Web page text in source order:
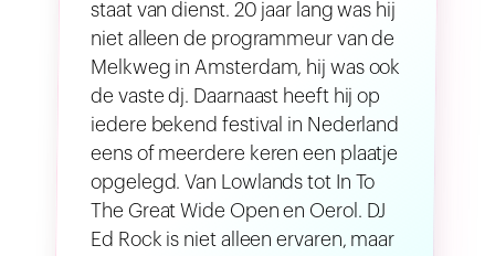
staat van dienst. 20 jaar lang was hij
niet alleen de programmeur van de
Melkweg in Amsterdam, hij was ook
de vaste dj. Daarnaast heeft hij op
iedere bekend festival in Nederland
eens of meerdere keren een plaatje
opgelegd. Van Lowlands tot In To
The Great Wide Open en Oerol. DJ
Ed Rock is niet alleen ervaren, maar